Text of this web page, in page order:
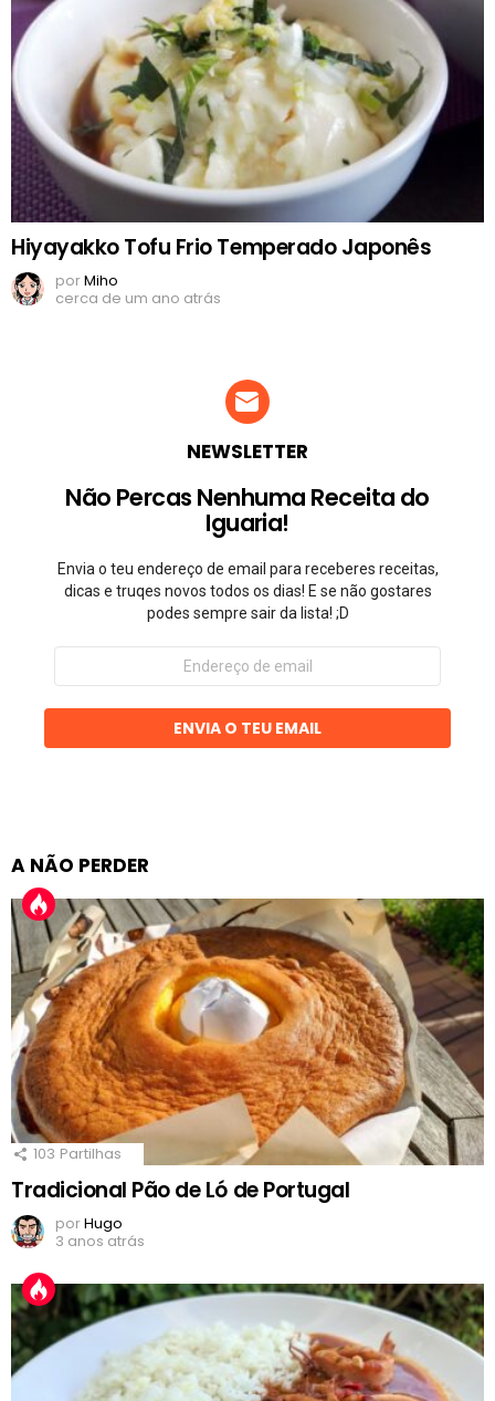
Hiyayakko Tofu Frio Temperado Japonês
porMiho
cerca de um ano atrás
NEWSLETTER
Não Percas Nenhuma Receita do
Iguaria!
Envia o teu endereço de email para receberes receitas,
dicas e truqes novos todos os dias! E se não gostares
podes sempre sair da lista! ;D
Endereço
email
ENVIA O TEU EMAIL
A NÃO PERDER
103 Partilhas
Tradicional Pão de Ló de Portugal
porHugo
3 anos atrás